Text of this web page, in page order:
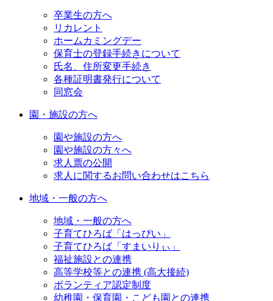
卒業生の方へ
リカレント
ホームカミングデー
保育士の登録手続きについて
氏名、住所変更手続き
各種証明書発行について
同窓会
園・施設の方へ
園や施設の方へ
園や施設の方々へ
求人票の公開
求人に関するお問い合わせはこちら
地域・一般の方へ
地域・一般の方へ
子育てひろば「はっぴい」
子育てひろば「すまいりぃ」
福祉施設との連携
高等学校等との連携 (高大接続)
ボランティア認定制度
幼稚園・保育園・こども園との連携